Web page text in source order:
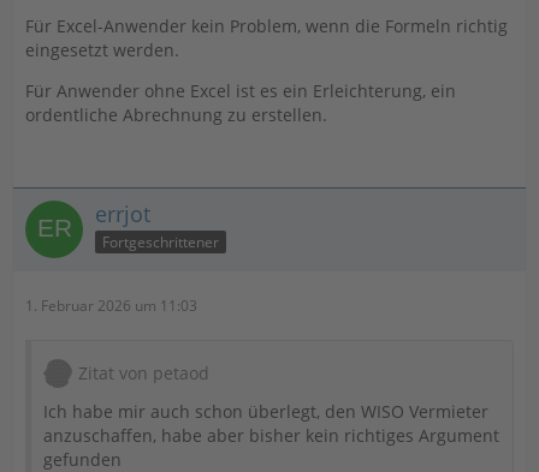
Für Excel-Anwender kein Problem, wenn die Formeln richtig
eingesetzt werden.
Für Anwender ohne Excel ist es ein Erleichterung, ein
ordentliche Abrechnung zu erstellen.
errjot
Fortgeschrittener
1. Februar 2026 um 11:03
Zitat von petaod
Ich habe mir auch schon überlegt, den WISO Vermieter
anzuschaffen, habe aber bisher kein richtiges Argument
gefunden